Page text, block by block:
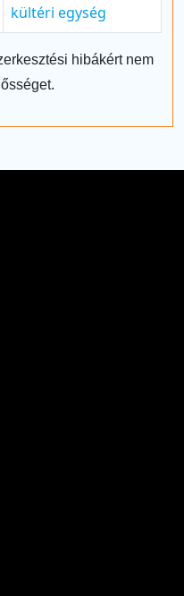
kültéri egység
hibákért nem